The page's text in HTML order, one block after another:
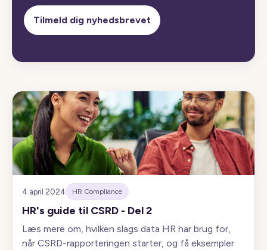
4 april 2024 HR Compliance
HR's guide til CSRD - Del 2
Læs mere om, hvilken slags data HR har brug for,
når CSRD-rapporteringen starter, og få eksempler